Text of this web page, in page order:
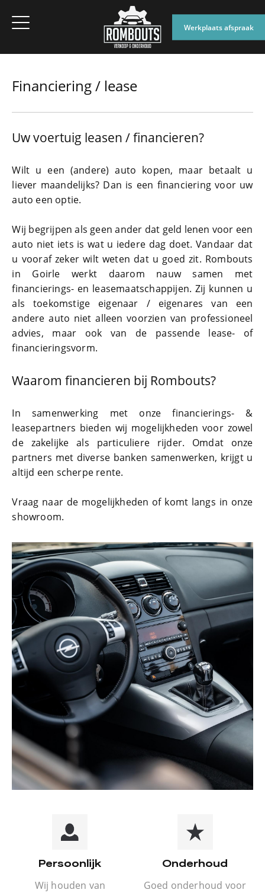
Werkplaats afspraak
Financiering / lease
Uw voertuig leasen / financieren?
Wilt u een (andere) auto kopen, maar betaalt u
liever maandelijks? Dan is een financiering voor uw
auto een optie.
Wij begrijpen als geen ander dat geld lenen voor een
auto niet iets is wat u iedere dag doet. Vandaar dat
u vooraf zeker wilt weten dat u goed zit. Rombouts
in Goirlewerkt daarom nauw samen met
financierings- en leasemaatschappijen. Zij kunnen u
als toekomstige eigenaar / eigenares van een
andere auto niet alleen voorzien van professioneel
advies, maar ook van de passende lease- of
financieringsvorm.
Waarom financieren bij Rombouts?
In samenwerking met onze financierings- &
leasepartners bieden wij mogelijkheden voor zowel
de zakelijke als particuliere rijder. Omdat onze
partners met diverse banken samenwerken, krijgt u
altijd een scherpe rente.
Vraag naar de mogelijkheden of komt langs in onze
showroom.
Persoonlijk
Wij houden van
Onderhoud
Goed onderhoud voor